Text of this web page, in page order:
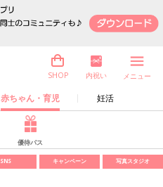
赤ちゃん・育児 妊活
SHOP 内祝い メニュー
優待パス
SNS キャンペーン 写真スタジオ